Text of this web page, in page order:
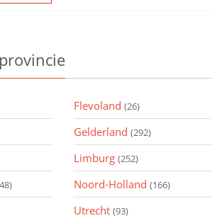
Flevoland (26)
Gelderland (292)
Limburg (252)
Noord-Holland (166)
Utrecht (93)